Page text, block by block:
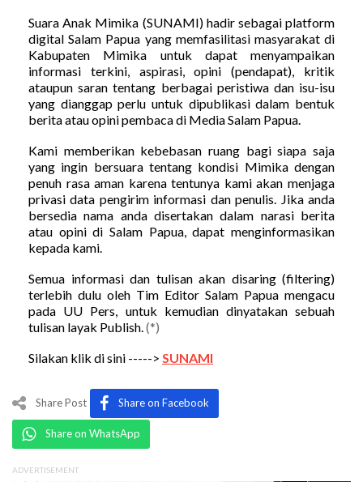
Suara Anak Mimika (SUNAMI) hadir sebagai platform
digital Salam Papua yang memfasilitasi masyarakat di
Kabupaten Mimika untuk dapat menyampaikan
informasi terkini, aspirasi, opini (pendapat), kritik
ataupun saran tentang berbagai peristiwa dan isu-isu
yang dianggap perlu untuk dipublikasi dalam bentuk
berita atau opini pembaca di Media Salam Papua.
Kami memberikan kebebasan ruang bagi siapa saja
yang ingin bersuara tentang kondisi Mimika dengan
penuh rasa aman karena tentunya kami akan menjaga
privasi data pengirim informasi dan penulis. Jika anda
bersedia nama anda disertakan dalam narasi berita
atau opini di Salam Papua, dapat menginformasikan
kepada kami.
Semua informasi dan tulisan akan disaring (filtering)
terlebih dulu oleh Tim Editor Salam Papua mengacu
pada UU Pers, untuk kemudian dinyatakan sebuah
tulisan layak Publish. (*)
Silakan klik di sini -----> SUNAMI
Share Post Share on Facebook
Share on WhatsApp
ADVERTISEMENT